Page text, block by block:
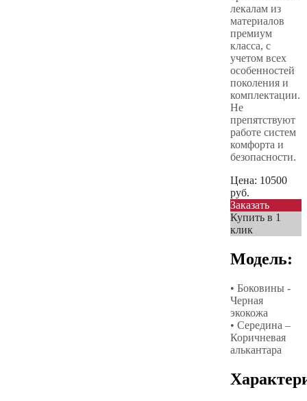
лекалам из
материалов
премиум
класса, с
учетом всех
особенностей
поколения и
комплектации.
Не
препятствуют
работе систем
комфорта и
безопасности.
Цена: 10500
руб.
Заказать
Купить в 1
клик
Модель:
• Боковины -
Черная
экокожа
• Середина –
Коричневая
алькантара